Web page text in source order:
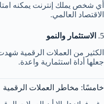
أي شخص يملك إنترنت يمكنه
الاقتصاد العالمي.
5.
الاستثمار والنمو
الكثير من العملات الرقمية
جعلها أداة استثمارية واعدة.
خامسًا: مخاطر العملات الرقمية